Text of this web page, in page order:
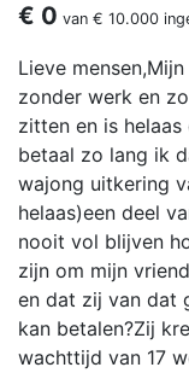
€ 0 van € 10.000
Lieve
zonder werk en
zitten en is
betaal zo lang ik
wajong uitkering
helaas)een deel
nooit vol blijven
zijn om mijn
en dat zij van dat
kan betalen?Zij
wachttijd van 17